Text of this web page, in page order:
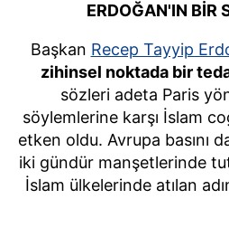
ERDOĞAN'IN BİR
Başkan Recep Tayyip
zihinsel noktada bir
sözleri adeta Paris
söylemlerine karşı İslam
etken oldu. Avrupa basını
iki gündür manşetlerinde
İslam ülkelerinde atılan